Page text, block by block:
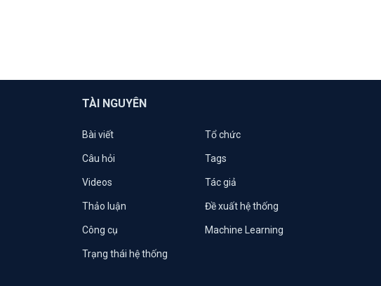
TÀI NGUYÊN
Bài viết Tổ chức
Câu hỏi Tags
Videos Tác giả
Thảo luận Đề xuất hệ thống
Công cụ Machine Learning
Trạng thái hệ thống